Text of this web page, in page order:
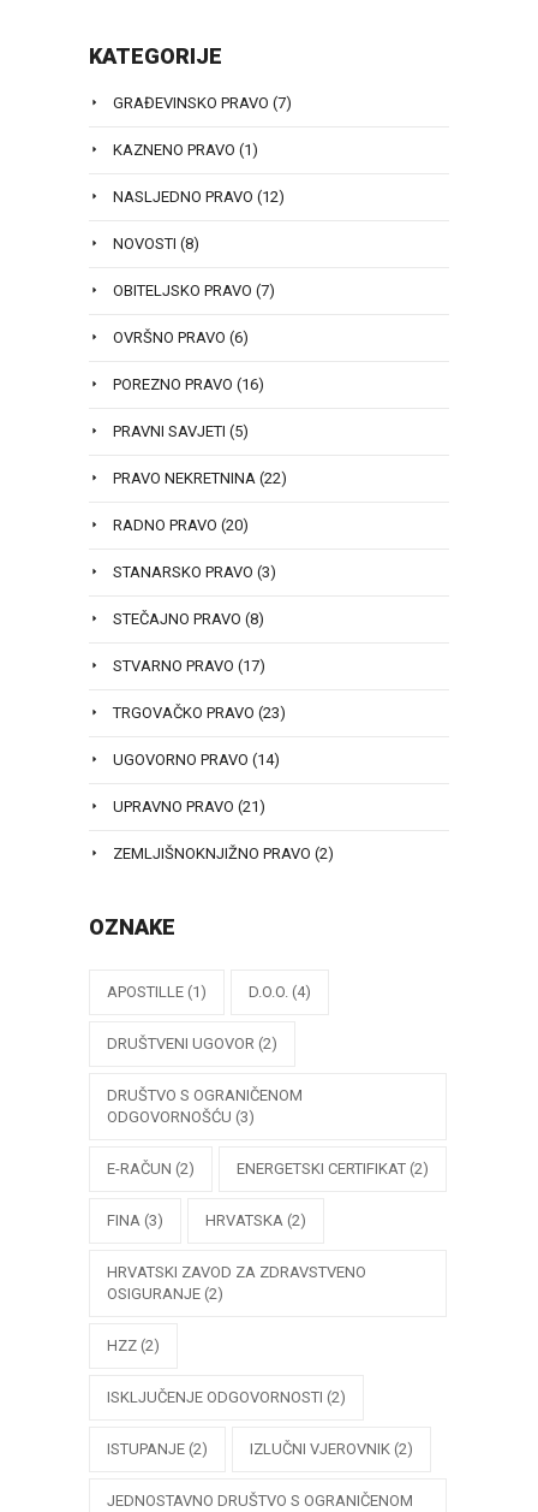
KATEGORIJE
GRAĐEVINSKO PRAVO (7)
KAZNENO PRAVO (1)
NASLJEDNO PRAVO (12)
NOVOSTI (8)
OBITELJSKO PRAVO (7)
OVRŠNO PRAVO (6)
POREZNO PRAVO (16)
PRAVNI SAVJETI (5)
PRAVO NEKRETNINA (22)
RADNO PRAVO (20)
STANARSKO PRAVO (3)
STEČAJNO PRAVO (8)
STVARNO PRAVO (17)
TRGOVAČKO PRAVO (23)
UGOVORNO PRAVO (14)
UPRAVNO PRAVO (21)
ZEMLJIŠNOKNJIŽNO PRAVO (2)
OZNAKE
APOSTILLE (1) D.O.O. (4)
DRUŠTVENI UGOVOR (2)
DRUŠTVO S OGRANIČENOM
ODGOVORNOŠĆU (3)
E-RAČUN (2) ENERGETSKI CERTIFIKAT (2)
FINA (3) HRVATSKA (2)
HRVATSKI ZAVOD ZA ZDRAVSTVENO
OSIGURANJE (2)
HZZ (2)
ISKLJUČENJE ODGOVORNOSTI (2)
ISTUPANJE (2) IZLUČNI VJEROVNIK (2)
JEDNOSTAVNO DRUŠTVO S OGRANIČENOM